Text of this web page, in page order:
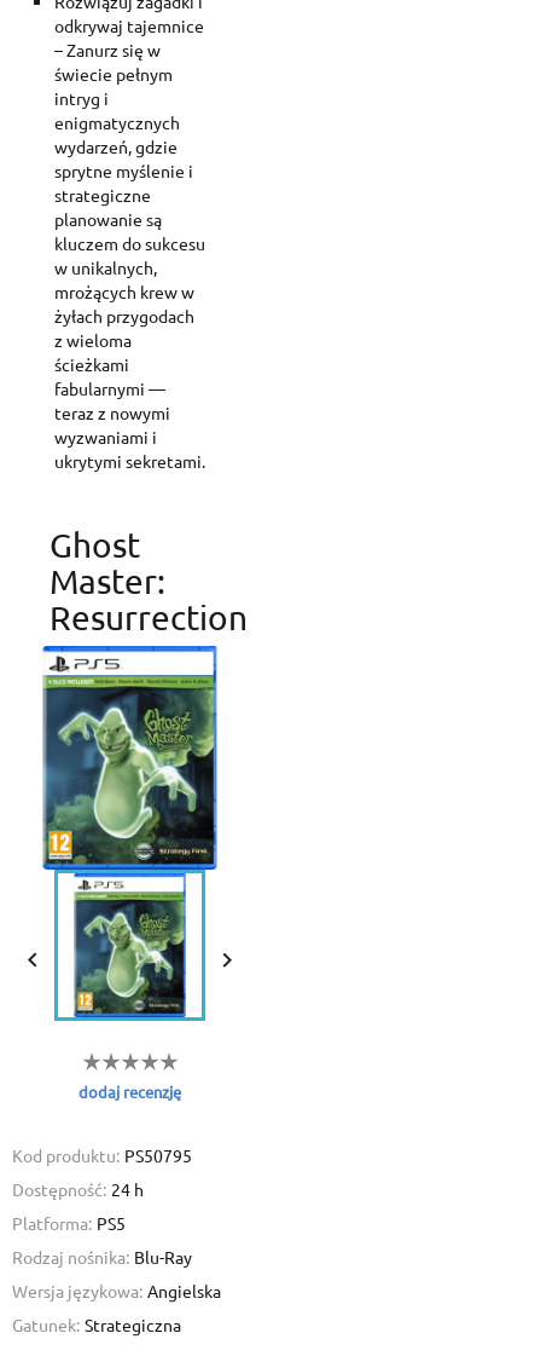
Add to wishlist
add_circle_outline Create new list
Create wishlist
Wishlist name
Sign in
You need to be logged in to save products in your wishlist.
odkrywaj tajemnice
– Zanurz się w
świecie pełnym
intryg i
enigmatycznych
wydarzeń, gdzie
sprytne myślenie i
strategiczne
planowanie są
kluczem do sukcesu
w unikalnych,
mrożących krew w
żyłach przygodach
z wieloma
ścieżkami
fabularnymi —
teraz z nowymi
wyzwaniami i
ukrytymi sekretami.
Ghost
Master:
Resurrection
 
dodaj recenzję
Kod produktu: PS50795
Dostępność: 24 h
Platforma: PS5
Rodzaj nośnika: Blu-Ray
Wersja językowa: Angielska
Gatunek: Strategiczna